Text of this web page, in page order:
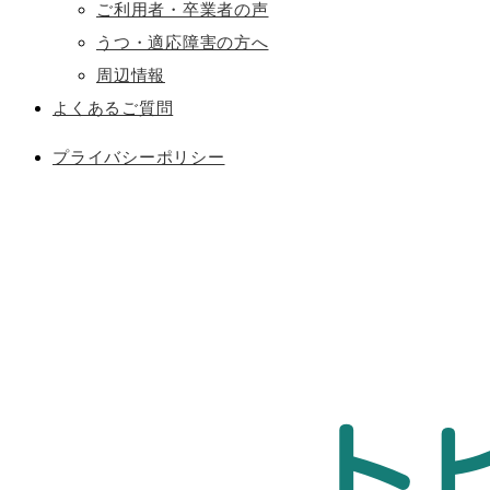
ご利用者・卒業者の声
うつ・適応障害の方へ
周辺情報
よくあるご質問
プライバシーポリシー